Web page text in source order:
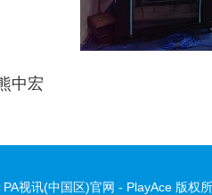
中宏
视讯(中国区)官网 - PlayAce 版权